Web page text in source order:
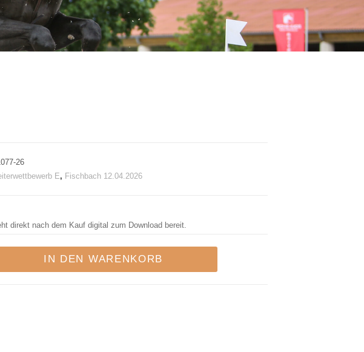
26
E, Fischbach 12.04.2026
direkt nach dem Kauf digital zum Download bereit.
IN DEN WARENKORB